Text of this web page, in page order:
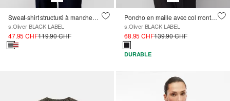
Sweat-shirt structuré à manches 3/4 avec motif artistique
s.Oliver BLACK LABEL
47.95 CHF119.90 CHF
Poncho en maille avec col montant et aspect rayé
s.Oliver BLACK LABEL
68.95 CHF139.90 CHF
DURABLE